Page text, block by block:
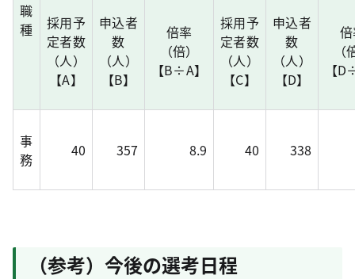
職
種
採用予
定者数
（人）
【A】
申込者
数
（人）
【B】
倍率
（倍）
【B÷A】
採用予
定者数
（人）
【C】
申込者
数
（人）
【D】
【
事
務
40 357 8.9 40 338
（参考）今後の選考日程